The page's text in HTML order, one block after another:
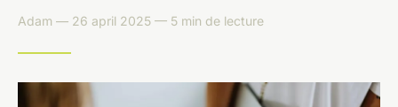
Adam — 26 april 2025 — 5 min de lecture